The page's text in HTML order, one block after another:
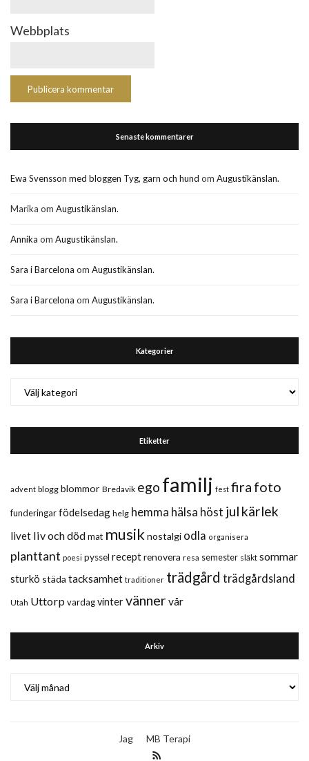
Webbplats
Senaste kommentarer
Ewa Svensson med bloggen Tyg, garn och hund om Augustikänslan.
Marika om Augustikänslan.
Annika om Augustikänslan.
Sara i Barcelona om Augustikänslan.
Sara i Barcelona om Augustikänslan.
Kategorier
Etiketter
advent blogg blommor Bredavik ego familj fest fira foto
funderingarfödelsedag helg hemma hälsa höst jul kärlek
livet liv och dödmat musik nostalgi odla organisera
planttant poesi pyssel receptrenovera resa semester släkt sommar
sturkö städa tacksamhet traditioner trädgård trädgårdsland
Utah Uttorp vardagvintervänner vår
Arkiv
Jag MB Terapi